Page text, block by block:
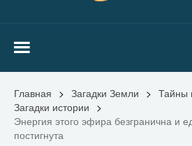
Главная > Загадки Земли > Тайны
Загадки истории >
Энергия этого эфира безгранична и
постигнута